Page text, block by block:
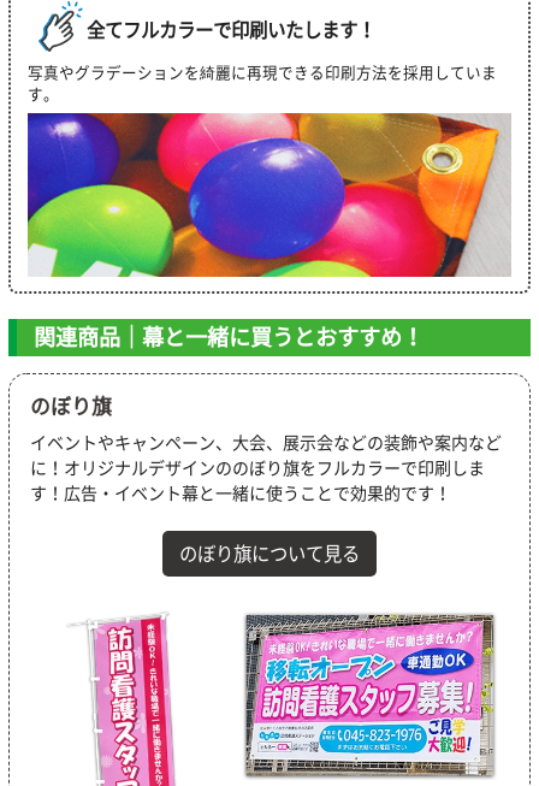
全てフルカラーで印刷いたします！
写真やグラデーションを綺麗に再現できる印刷方法を採用していま
す。
関連商品｜幕と一緒に買うとおすすめ！
のぼり旗
イベントやキャンペーン、大会、展示会などの装飾や案内など
に！オリジナルデザインののぼり旗をフルカラーで印刷しま
す！広告・イベント幕と一緒に使うことで効果的です！
のぼり旗について見る